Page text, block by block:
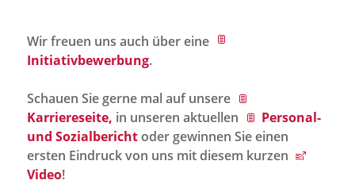
Historie
bbw als Arbeitgeber
Jobportal
Presse und Medien
Wir freuen uns auch über eine
Initiativbewerbung.
Schauen Sie gerne mal auf unsere
Karriereseite, in unseren aktuellen
Personal-
und Sozialberichtoder gewinnen Sie einen
ersten Eindruck von uns mit diesem kurzen
Video!